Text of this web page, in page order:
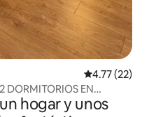
Calificación
4.77 (22)
DORMITORIOS EN
hogar y unos